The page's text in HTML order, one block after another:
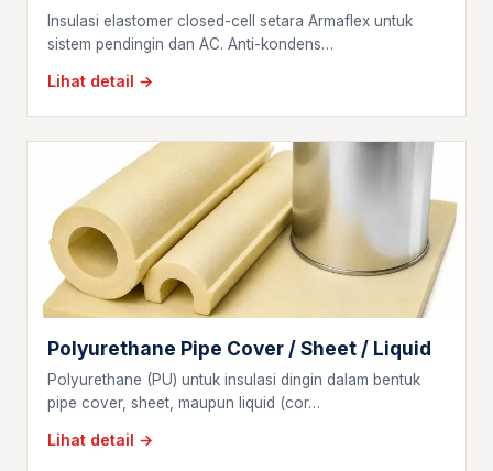
Insulasi elastomer closed-cell setara Armaflex untuk
sistem pendingin dan AC. Anti-kondens…
Lihat detail →
Polyurethane Pipe Cover / Sheet / Liquid
Polyurethane (PU) untuk insulasi dingin dalam bentuk
pipe cover, sheet, maupun liquid (cor…
Lihat detail →